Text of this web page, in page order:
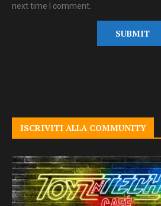
next time I comment.
ISCRIVITI ALLA COMMUNITY